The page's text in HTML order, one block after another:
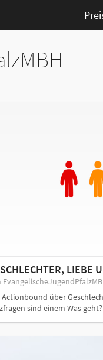
LIEBE
Actionbound über
sind einem Was